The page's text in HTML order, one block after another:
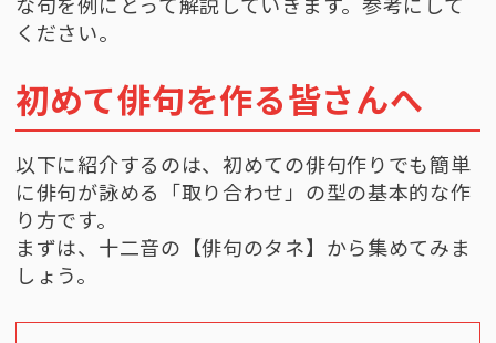
ください。
初めて俳句を作る皆さんへ
以下に紹介するのは、初めての俳句作りでも簡単
に俳句が詠める「取り合わせ」の型の基本的な作
り方です。
まずは、十二音の【俳句のタネ】から集めてみま
しょう。